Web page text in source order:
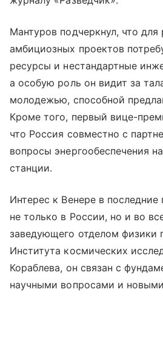
Мантуров подчеркнул, что для
амбициозных проектов
ресурсы и нестандартные
а особую роль он видит за
молодежью, способной
Кроме того, первый вице-
что Россия совместно с
вопросы энергообеспечения
станции.
Интерес к Венере в
не только в России, но и во
заведующего отделом физики
Института космических
Кораблева, он связан с
научными вопросами и